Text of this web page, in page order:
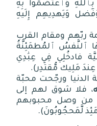
بِٱللَّهِ وَٱعتَصَمُواْ بِهِ
وَيَهدِيهِم إِلَيهِ
ربّهم ومقام القرب
ٱلنَّفسُ ٱلمُطمَئِنَّةُ
فادخُلِي فِي عِبَٰدِي
مَلِيك مُّقتَدِر).
الدنيا ورجّحت محبّة
، فلا شوق لهم إلى
من وصل محبوبهم
لَّمَحجُوبُونَ).